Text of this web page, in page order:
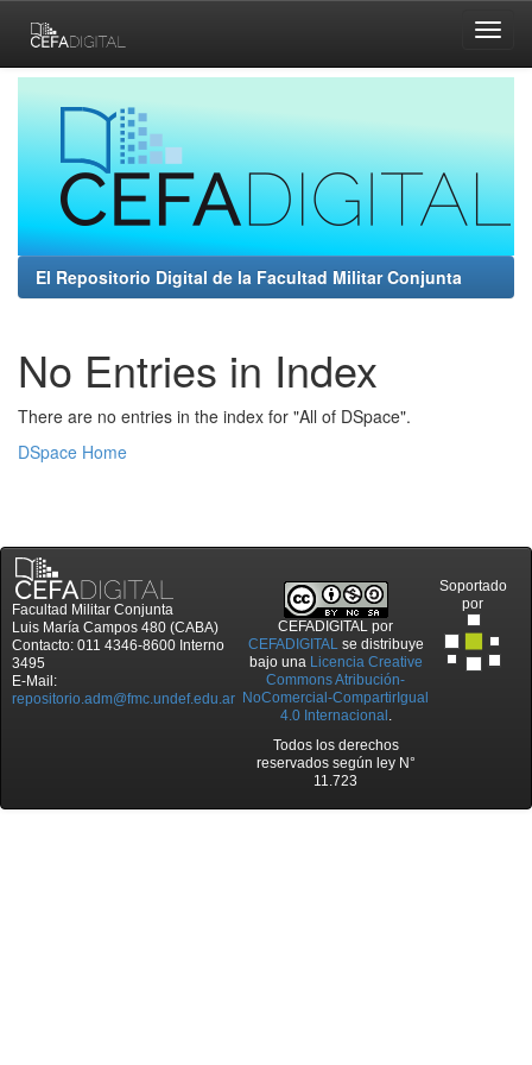
navigation
El Repositorio Digital de la Facultad Militar Conjunta
No Entries in Index
There are no entries in the index for "All of DSpace".
DSpace Home
Facultad Militar Conjunta
Luis María Campos 480 (CABA)
Contacto: 011 4346-8600 Interno
3495
E-Mail:
repositorio.adm@fmc.undef.edu.ar
CEFADIGITAL por
CEFADIGITALse distribuye
bajo una Licencia Creative
Commons Atribución-
NoComercial-CompartirIgual
4.0 Internacional .
Todos los derechos
reservados según ley N°
11.723
Soportado
por